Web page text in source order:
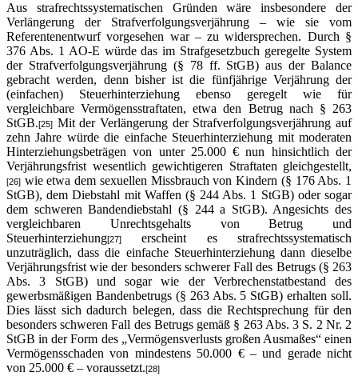
Aus strafrechtssystematischen Gründen wäre insbesondere der
Verlängerung der Strafverfolgungsverjährung – wie sie vom
Referentenentwurf vorgesehen war – zu widersprechen. Durch §
376 Abs. 1 AO-E würde das im Strafgesetzbuch geregelte System
der Strafverfolgungsverjährung (§ 78 ff. StGB) aus der Balance
gebracht werden, denn bisher ist die fünfjährige Verjährung der
(einfachen) Steuerhinterziehung ebenso geregelt wie für
vergleichbare Vermögensstraftaten, etwa den Betrug nach § 263
StGB.[25] Mit der Verlängerung der Strafverfolgungsverjährung auf
zehn Jahre würde die einfache Steuerhinterziehung mit moderaten
Hinterziehungsbeträgen von unter 25.000 € nun hinsichtlich der
Verjährungsfrist wesentlich gewichtigeren Straftaten gleichgestellt,
[26] wie etwa dem sexuellen Missbrauch von Kindern (§ 176 Abs. 1
StGB), dem Diebstahl mit Waffen (§ 244 Abs. 1 StGB) oder sogar
dem schweren Bandendiebstahl (§ 244 a StGB). Angesichts des
vergleichbaren Unrechtsgehalts von Betrug und
Steuerhinterziehung[27]
erscheint es strafrechtssystematisch
unzuträglich, dass die einfache Steuerhinterziehung dann dieselbe
Verjährungsfrist wie der besonders schwerer Fall des Betrugs (§ 263
Abs. 3 StGB) und sogar wie der Verbrechenstatbestand des
gewerbsmäßigen Bandenbetrugs (§ 263 Abs. 5 StGB) erhalten soll.
Dies lässt sich dadurch belegen, dass die Rechtsprechung für den
besonders schweren Fall des Betrugs gemäß § 263 Abs. 3 S. 2 Nr. 2
StGB in der Form des „Vermögensverlusts großen Ausmaßes“ einen
Vermögensschaden von mindestens 50.000 € – und gerade nicht
von 25.000 € – voraussetzt.[28]